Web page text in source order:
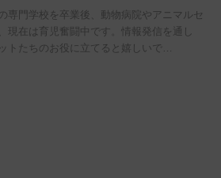
専門学校を卒業後、動物病院やアニマルセ
現在は育児奮闘中です。情報発信を通し
トたちのお役に立てると嬉しいで…